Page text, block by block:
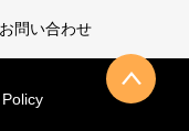
お問い合わせ